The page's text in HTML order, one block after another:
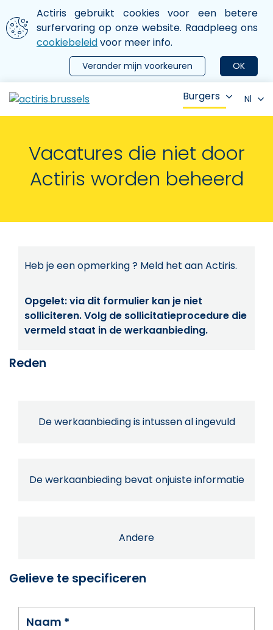
Aller au contenu principal
We gebruiken cookies
Actiris gebruikt cookies voor een betere
surfervaring op onze website. Raadpleeg ons
cookiebeleidvoor meer info.
OK
Verander mijn voorkeuren
le menu
Burgers Nl
Vacatures die niet door
Actiris worden beheerd
Heb je een opmerking ? Meld het aan Actiris.
Opgelet: via dit formulier kan je niet
solliciteren. Volg de sollicitatieprocedure die
vermeld staat in de werkaanbieding.
Reden
De werkaanbieding is intussen al ingevuld
De werkaanbieding bevat onjuiste informatie
Andere
Gelieve te specificeren
Naam *